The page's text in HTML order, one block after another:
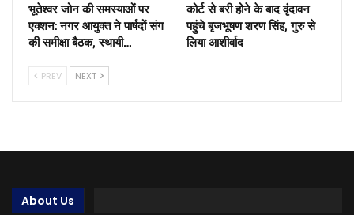
भूतेश्वर जोन की समस्याओं पर
एक्शन: नगर आयुक्त ने पार्षदों संग
की समीक्षा बैठक, स्थायी…
कोर्ट से बरी होने के बाद वृंदावन
पहुंचे बृजभूषण शरण सिंह, गुरु से
लिया आशीर्वाद
PREV NEXT
About Us